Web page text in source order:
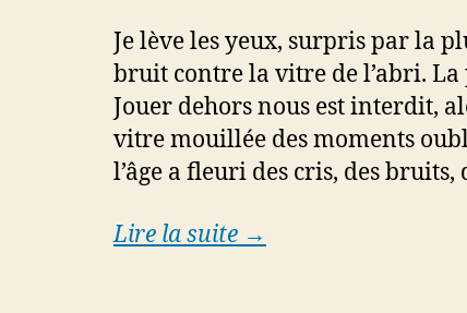
Je lève les yeux, surpris par la
bruit contre la vitre de l’abri.
Jouer dehors nous est interdit,
vitre mouillée des moments
l’âge a fleuri des cris, des
Lire la suite →